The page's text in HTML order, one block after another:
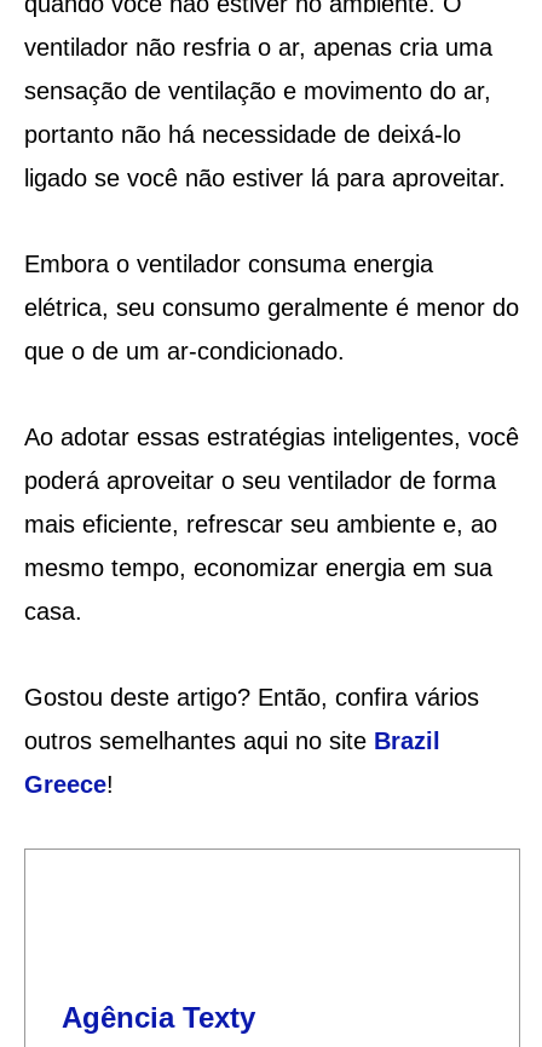
ventilador não resfria o ar, apenas cria uma
sensação de ventilação e movimento do ar,
portanto não há necessidade de deixá-lo
ligado se você não estiver lá para aproveitar.
Embora o ventilador consuma energia
elétrica, seu consumo geralmente é menor do
que o de um ar-condicionado.
Ao adotar essas estratégias inteligentes, você
poderá aproveitar o seu ventilador de forma
mais eficiente, refrescar seu ambiente e, ao
mesmo tempo, economizar energia em sua
casa.
Gostou deste artigo? Então, confira vários
outros semelhantes aqui no site Brazil
Greece!
Agência Texty